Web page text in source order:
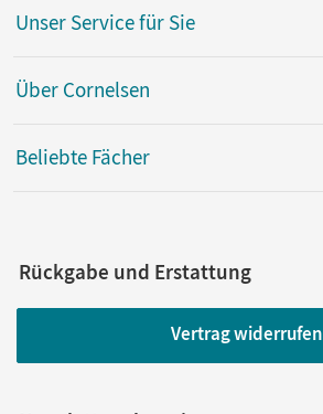
Unser Service für Sie
Über Cornelsen
Beliebte Fächer
Rückgabe und Erstattung
Vertrag widerrufen